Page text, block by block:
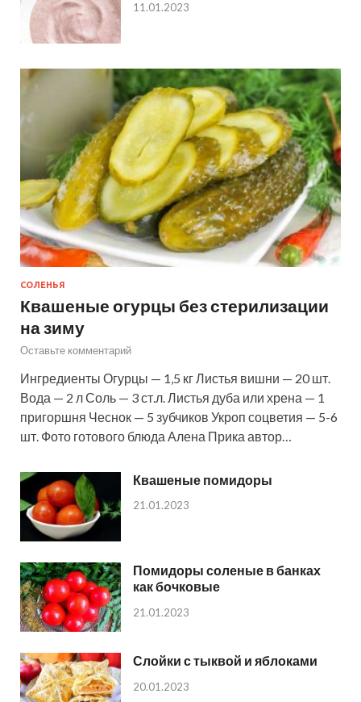
11.01.2023
СОЛЕНЬЯ
Квашеные огурцы без стерилизации
на зиму
Оставьте комментарий
Ингредиенты Огурцы — 1,5 кг Листья вишни — 20 шт.
Вода — 2 л Соль — 3 ст.л. Листья дуба или хрена — 1
пригоршня Чеснок — 5 зубчиков Укроп соцветия — 5-6
шт. Фото готового блюда Алена Прика автор…
Квашеные помидоры
21.01.2023
Помидоры соленые в банках
как бочковые
21.01.2023
Слойки с тыквой и яблоками
20.01.2023